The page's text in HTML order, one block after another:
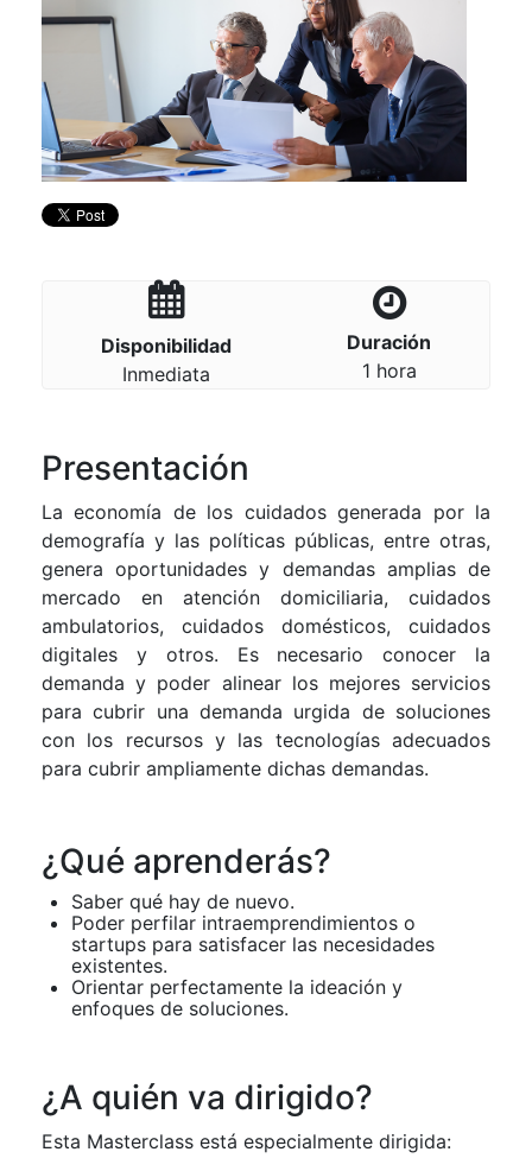
Disponibilidad
Inmediata
Duración
1 hora
Presentación
La economía de los cuidados generada por la
demografía y las políticas públicas, entre otras,
genera oportunidades y demandas amplias de
mercado en atención domiciliaria, cuidados
ambulatorios, cuidados domésticos, cuidados
digitales y otros. Es necesario conocer la
demanda y poder alinear los mejores servicios
para cubrir una demanda urgida de soluciones
con los recursos y las tecnologías adecuados
para cubrir ampliamente dichas demandas.
¿Qué aprenderás?
Saber qué hay de nuevo.
Poder perfilar intraemprendimientos o
startups para satisfacer las necesidades
existentes.
Orientar perfectamente la ideación y
enfoques de soluciones.
¿A quién va dirigido?
Esta Masterclass está especialmente dirigida: